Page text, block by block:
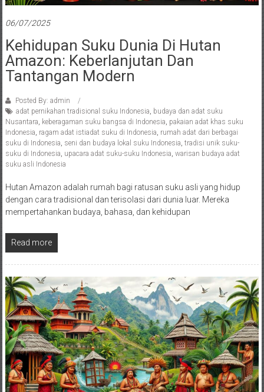
06/07/2025
Kehidupan Suku Dunia Di Hutan
Amazon: Keberlanjutan Dan
Tantangan Modern
Posted By: admin
adat pernikahan tradisional suku Indonesia, budaya dan adat suku
Nusantara, keberagaman suku bangsa di Indonesia, pakaian adat khas suku
Indonesia, ragam adat istiadat suku di Indonesia, rumah adat dari berbagai
suku di Indonesia, seni dan budaya lokal suku Indonesia, tradisi unik suku-
suku di Indonesia, upacara adat suku-suku Indonesia, warisan budaya adat
suku asli Indonesia
Hutan Amazon adalah rumah bagi ratusan suku asli yang hidup
dengan cara tradisional dan terisolasi dari dunia luar. Mereka
mempertahankan budaya, bahasa, dan kehidupan
Read more